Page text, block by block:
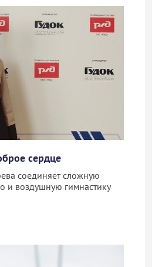
сердце
соединяет сложную
и воздушную гимнастику